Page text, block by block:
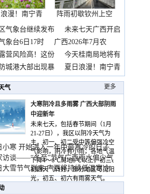
漫！南宁青
秀山
阵雨初歇钦州上空
邂逅
气象台继续发布
未来七天广西开启
象台6日17时
广西2026年7月农
营风险高！这份
今天桂南局地将有
城港大部出现暴
夏日浪漫！南宁青
气 更多
大寒阴冷且多雨雾 广西大部阴雨
中迎新年
未来七天，包括春节期间（1月
21-27日），我区以阴冷天气为
主，初一、初二受中等偏强冷空
气影响，阴冷有小雨，各地气温
下降4～6℃局地8℃以上，初三、
初四天气转好，部分地区可见阳
光，初五、初六有雨雾天气。
小寒 开始进入一年中最寒冷的日子
访谈——“冬至”节气广西雨水偏少气
大雪节气到来 广西将持续低温寒冷